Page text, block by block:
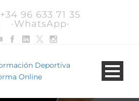
+34 96 633 71 35
·WhatsApp·